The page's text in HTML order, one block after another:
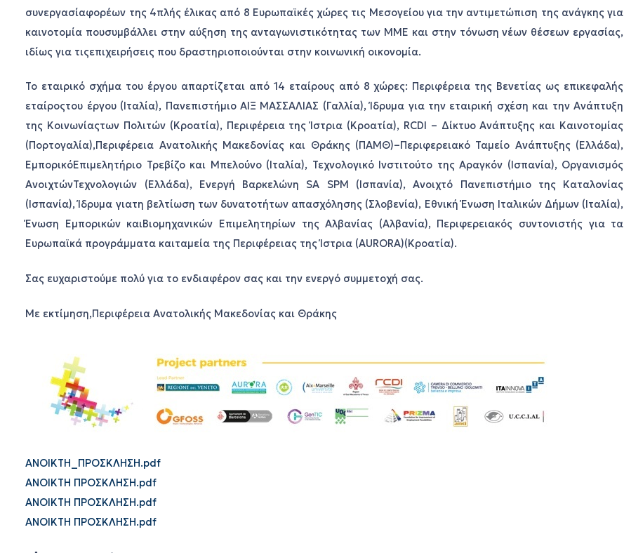
συνεργασίαφορέων της 4πλής έλικας από 8 Ευρωπαϊκές χώρες τις Μεσογείου για την αντιμετώπιση της ανάγκης για
καινοτομία πουσυμβάλλει στην αύξηση της ανταγωνιστικότητας των ΜΜΕ και στην τόνωση νέων θέσεων εργασίας,
ιδίως για τιςεπιχειρήσεις που δραστηριοποιούνται στην κοινωνική οικονομία.
Το εταιρικό σχήμα του έργου απαρτίζεται από 14 εταίρους από 8 χώρες: Περιφέρεια της Βενετίας ως επικεφαλής
εταίροςτου έργου (Ιταλία), Πανεπιστήμιο ΑΙΞ ΜΑΣΣΑΛΙΑΣ (Γαλλία), Ίδρυμα για την εταιρική σχέση και την Ανάπτυξη
της Κοινωνίαςτων Πολιτών (Κροατία), Περιφέρεια της Ίστρια (Κροατία), RCDI – Δίκτυο Ανάπτυξης και Καινοτομίας
(Πορτογαλία),Περιφέρεια Ανατολικής Μακεδονίας και Θράκης (ΠΑΜΘ)–Περιφερειακό Ταμείο Ανάπτυξης (Ελλάδα),
ΕμπορικόΕπιμελητήριο Τρεβίζο και Μπελούνο (Ιταλία), Τεχνολογικό Ινστιτούτο της Αραγκόν (Ισπανία), Οργανισμός
ΑνοιχτώνΤεχνολογιών (Ελλάδα), Ενεργή Βαρκελώνη SA SPM (Ισπανία), Ανοιχτό Πανεπιστήμιο της Καταλονίας
(Ισπανία), Ίδρυμα γιατη βελτίωση των δυνατοτήτων απασχόλησης (Σλοβενία), Εθνική Ένωση Ιταλικών Δήμων (Ιταλία),
Ένωση Εμπορικών καιΒιομηχανικών Επιμελητηρίων της Αλβανίας (Αλβανία), Περιφερειακός συντονιστής για τα
Ευρωπαϊκά προγράμματα καιταμεία της Περιφέρειας της Ίστρια (AURORA)(Κροατία).
Σας ευχαριστούμε πολύ για το ενδιαφέρον σας και την ενεργό συμμετοχή σας.
Με εκτίμηση,Περιφέρεια Ανατολικής Μακεδονίας και Θράκης
ANOIKTH_ΠΡΟΣΚΛΗΣΗ.pdf
ANOIKTH ΠΡΟΣΚΛΗΣΗ.pdf
ANOIKTH ΠΡΟΣΚΛΗΣΗ.pdf
ANOIKTH ΠΡΟΣΚΛΗΣΗ.pdf